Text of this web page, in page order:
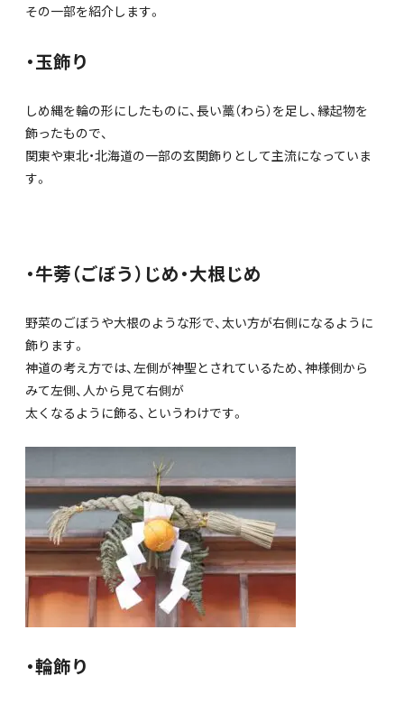
その一部を紹介します。
・玉飾り
しめ縄を輪の形にしたものに、長い藁（わら）を足し、縁起物を
飾ったもので、
関東や東北・北海道の一部の玄関飾りとして主流になっていま
す。
・牛蒡（ごぼう）じめ・大根じめ
野菜のごぼうや大根のような形で、太い方が右側になるように
飾ります。
神道の考え方では、左側が神聖とされているため、神様側から
みて左側、人から見て右側が
太くなるように飾る、というわけです。
・輪飾り